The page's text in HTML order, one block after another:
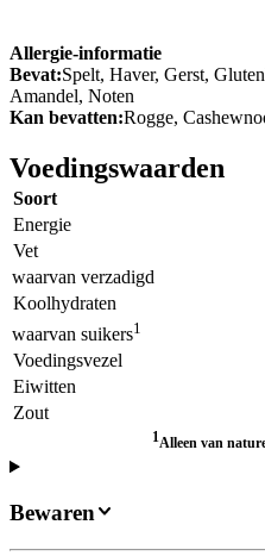
Allergie-informatie
Bevat:Spelt, Haver, Gerst,
Amandel, Noten
Kan bevatten:Rogge,
Voedingswaarden
Soort
Energie
Vet
waarvan verzadigd
Koolhydraten
waarvan suikers1
Voedingsvezel
Eiwitten
Zout
1Alleen van
Bewaren